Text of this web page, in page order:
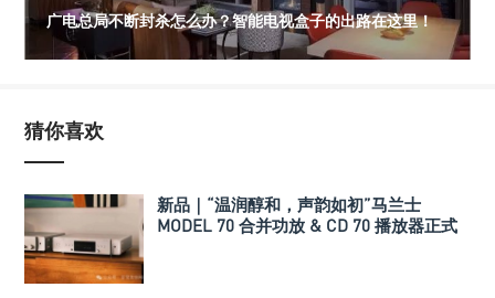
广电总局不断封杀怎么办？智能电视盒子的出路在这里！
猜你喜欢
新品｜“温润醇和，声韵如初”马兰士
MODEL 70 合并功放 & CD 70 播放器正式